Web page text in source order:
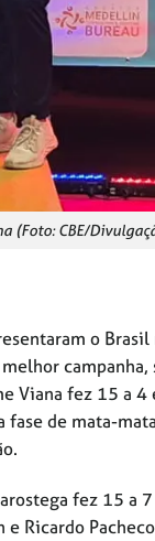
(Foto: CBE/
o
Viana fez 15 a 4
de mata-
fez 15 a
Ricardo